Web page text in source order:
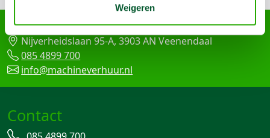
Weigeren
Arma Machine Verhuur
Nijverheidslaan 95-A, 3903 AN Veenendaal
085 4899 700
info@machineverhuur.nl
Contact